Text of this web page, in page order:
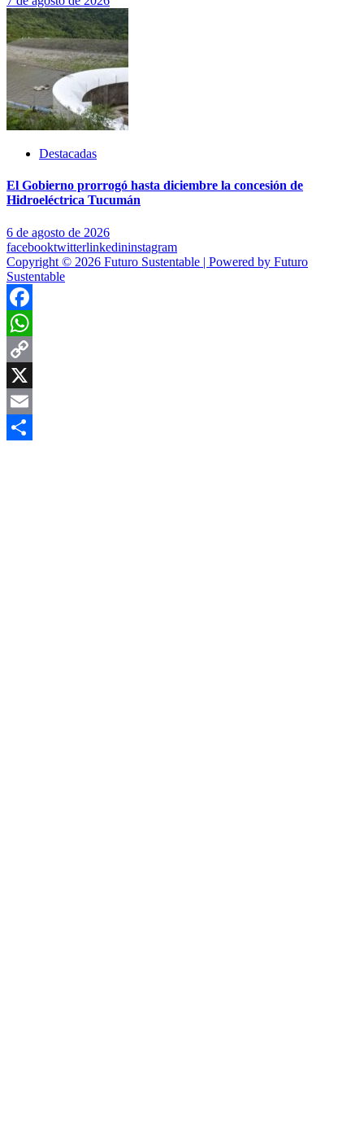
Destacadas
El Gobierno prorrogó hasta diciembre la concesión de
Hidroeléctrica Tucumán
6 de agosto de 2026
facebooktwitterlinkedininstagram
Copyright © 2026 Futuro Sustentable | Powered by Futuro
Sustentable
Facebook
WhatsApp
Copy
Link
X
Email